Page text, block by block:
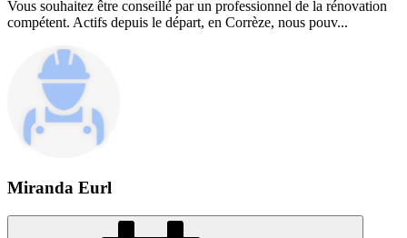
Vous souhaitez être conseillé par un professionnel de la rénovation
compétent. Actifs depuis le départ, en Corrèze, nous pouv...
Miranda Eurl